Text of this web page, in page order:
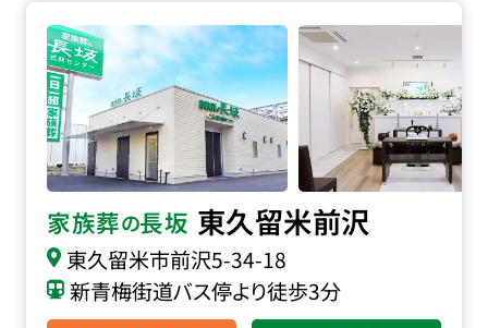
家族葬の長坂 東久留米前沢
東久留米市前沢5-34-18
新青梅街道バス停より徒歩3分
家族葬の長坂 東久留米前沢の詳細へ